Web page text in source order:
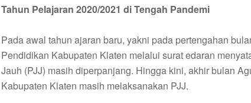
Tahun Pelajaran 2020/2021 di Tengah Pandemi
Pada awal tahun ajaran baru, yakni pada pertengahan
Pendidikan Kabupaten Klaten melalui surat edaran
Jauh (PJJ) masih diperpanjang. Hingga kini, akhir bulan
Kabupaten Klaten masih melaksanakan PJJ.